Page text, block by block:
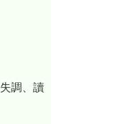
調、讀